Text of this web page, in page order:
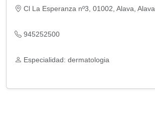
Cl La Esperanza nº3, 01002, Alava, Alava
945252500
Especialidad: dermatologia